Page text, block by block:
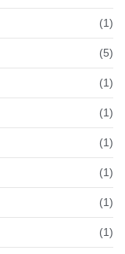
(1)
(5)
(1)
(1)
(1)
(1)
(1)
(1)